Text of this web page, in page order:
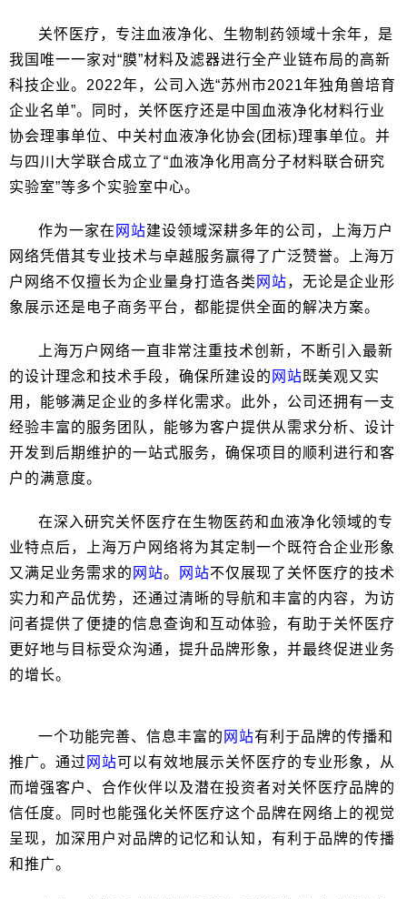
关怀医疗，专注血液净化、生物制药领域十余年，是
我国唯一一家对“膜”材料及滤器进行全产业链布局的高新
科技企业。2022年，公司入选“苏州市2021年独角兽培育
企业名单”。同时，关怀医疗还是中国血液净化材料行业
协会理事单位、中关村血液净化协会(团标)理事单位。并
与四川大学联合成立了“血液净化用高分子材料联合研究
实验室”等多个实验室中心。
作为一家在 网站建设领域深耕多年的公司，上海万户
网络凭借其专业技术与卓越服务赢得了广泛赞誉。上海万
户网络不仅擅长为企业量身打造各类 网站，无论是企业形
象展示还是电子商务平台，都能提供全面的解决方案。
上海万户网络一直非常注重技术创新，不断引入最新
的设计理念和技术手段，确保所建设的 网站既美观又实
用，能够满足企业的多样化需求。此外，公司还拥有一支
经验丰富的服务团队，能够为客户提供从需求分析、设计
开发到后期维护的一站式服务，确保项目的顺利进行和客
户的满意度。
在深入研究关怀医疗在生物医药和血液净化领域的专
业特点后，上海万户网络将为其定制一个既符合企业形象
又满足业务需求的 网站。 网站不仅展现了关怀医疗的技术
实力和产品优势，还通过清晰的导航和丰富的内容，为访
问者提供了便捷的信息查询和互动体验，有助于关怀医疗
更好地与目标受众沟通，提升品牌形象，并最终促进业务
的增长。
一个功能完善、信息丰富的 网站有利于品牌的传播和
推广。通过 网站可以有效地展示关怀医疗的专业形象，从
而增强客户、合作伙伴以及潜在投资者对关怀医疗品牌的
信任度。同时也能强化关怀医疗这个品牌在网络上的视觉
呈现，加深用户对品牌的记忆和认知，有利于品牌的传播
和推广。